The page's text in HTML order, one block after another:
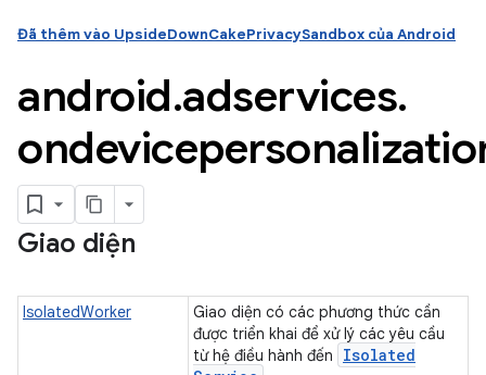
Đã thêm vào UpsideDownCakePrivacySandbox của Android
android.adservices.
Giao diện
IsolatedWorker
Giao diện có các phương thức cần
được triển khai để xử lý các yêu cầu
từ hệ điều hành đến
Isolated